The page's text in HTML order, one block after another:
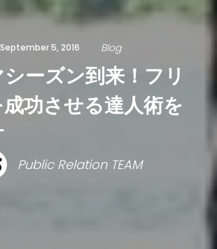
September 5, 2016 Blog
ーズン到来！フリ
功させる達人術を
Public Relation TEAM